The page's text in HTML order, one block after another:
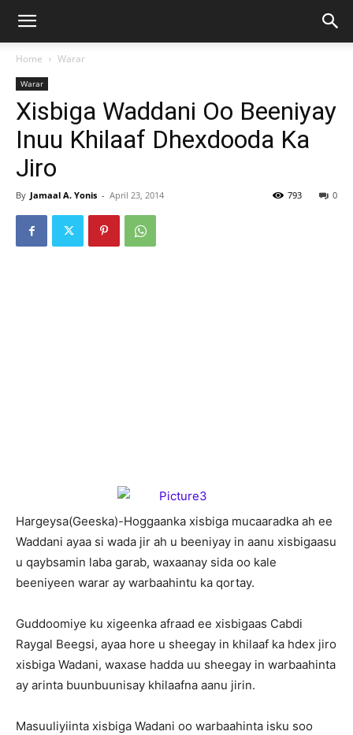
Home Warar
Warar
Xisbiga Waddani Oo Beeniyay
Inuu Khilaaf Dhexdooda Ka
Jiro
By Jamaal A. Yonis - April 23, 2014 0
793
Hargeysa(Geeska)-Hoggaanka xisbiga mucaaradka ah ee
Waddani ayaa si wada jir ah u beeniyay in aanu xisbigaasu
u qaybsamin laba garab, waxaanay sida oo kale
beeniyeen warar ay warbaahintu ka qortay.
Guddoomiye ku xigeenka afraad ee xisbigaas Cabdi
Raygal Beegsi, ayaa hore u sheegay in khilaaf ka hdex jiro
xisbiga Wadani, waxase hadda uu sheegay in warbaahinta
ay arinta buunbuunisay khilaafna aanu jirin.
Masuuliyiinta xisbiga Wadani oo warbaahinta isku soo